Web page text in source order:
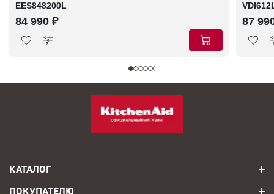
EES848200L
84 990 ₽ 87
КАТАЛОГ
ПОКУПАТЕЛЮ